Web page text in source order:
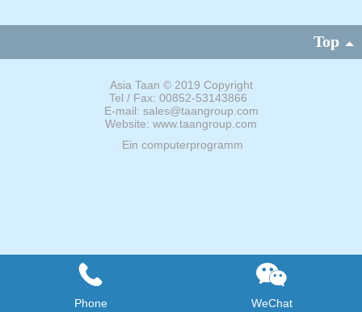
Top
Asia Taan © 2019 Copyright
Tel / Fax: 00852-53143866
E-mail: sales@taangroup.com
Website: www.taangroup.com
Ein computerprogramm
Phone WeChat